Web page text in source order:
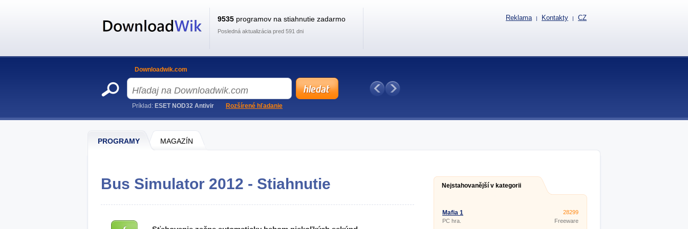
PROGRAMY MAGAZÍN
Bus Simulator 2012 - Stiahnutie Nejstahovanější v kategorii
Mafia 1
PC hra.
28299
Freeware
9535 programov na stiahnutie zadarmo
Posledná aktualizácia pred 591 dni
Reklama | Kontakty | CZ
Downloadwik.com
Príklad: ESET NOD32 Antivir Rozšírené hľadanie